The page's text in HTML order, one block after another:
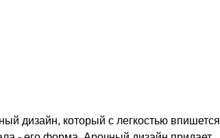
дизайн, который с легкостью впишется